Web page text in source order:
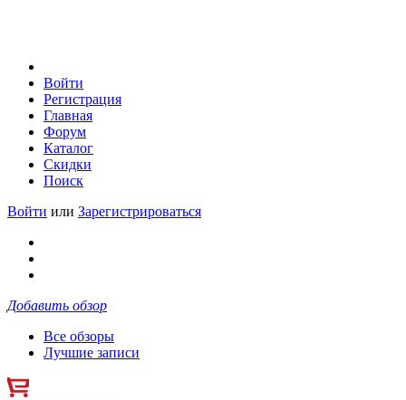
Войти
Регистрация
Главная
Форум
Каталог
Скидки
Поиск
Войти или Зарегистрироваться
Добавить обзор
Все обзоры
Лучшие записи